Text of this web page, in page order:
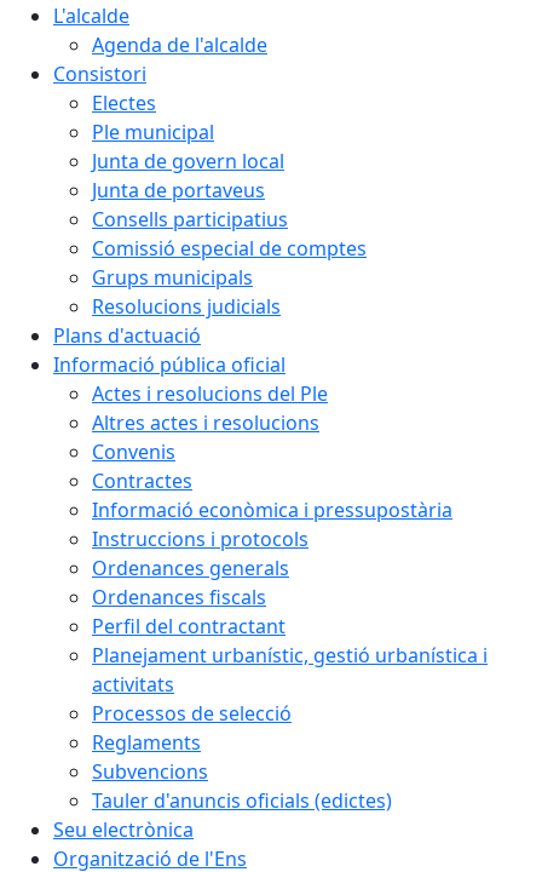
L'alcalde
Agenda de l'alcalde
Consistori
Electes
Ple municipal
Junta de govern local
Junta de portaveus
Consells participatius
Comissió especial de comptes
Grups municipals
Resolucions judicials
Plans d'actuació
Informació pública oficial
Actes i resolucions del Ple
Altres actes i resolucions
Convenis
Contractes
Informació econòmica i pressupostària
Instruccions i protocols
Ordenances generals
Ordenances fiscals
Perfil del contractant
Planejament urbanístic, gestió urbanística i
activitats
Processos de selecció
Reglaments
Subvencions
Tauler d'anuncis oficials (edictes)
Seu electrònica
Organització de l'Ens